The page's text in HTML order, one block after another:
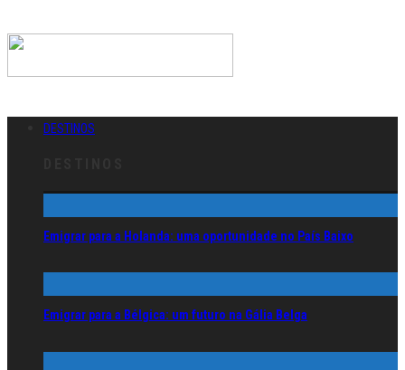
DESTINOS
Emigrar para a Holanda: uma oportunidade no País Baixo
Emigrar para a Bélgica: um futuro na Gália Belga